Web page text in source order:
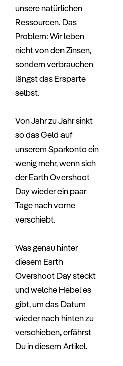
unsere natürlichen
Ressourcen. Das
Problem: Wir leben
nicht von den Zinsen,
sondern verbrauchen
längst das Ersparte
selbst.
Von Jahr zu Jahr sinkt
so das Geld auf
unserem Sparkonto ein
wenig mehr, wenn sich
der Earth Overshoot
Day wieder ein paar
Tage nach vorne
verschiebt.
Was genau hinter
diesem Earth
Overshoot Day steckt
und welche Hebel es
gibt, um das Datum
wieder nach hinten zu
verschieben, erfährst
Du in diesem Artikel.